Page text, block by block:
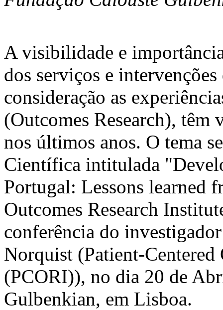
A visibilidade e
dos serviços e
consideração as
(Outcomes Research),
nos últimos anos. O tema
Científica intitulada
Portugal: Lessons learned
Outcomes Research
conferência do
Norquist (Patient-Centered
(PCORI)), no dia 20 de
Gulbenkian, em Lisboa.